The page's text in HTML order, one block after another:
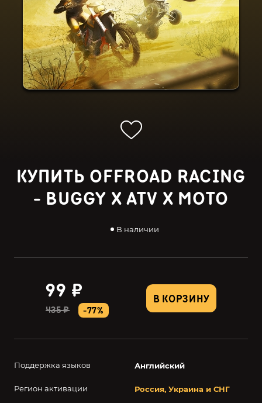
КУПИТЬ OFFROAD RACING
- BUGGY X ATV X MOTO
В наличии
В КОРЗИНУ
99 ₽
435 ₽ -77%
Поддержка языков Английский
Регион активации Россия, Украина и СНГ